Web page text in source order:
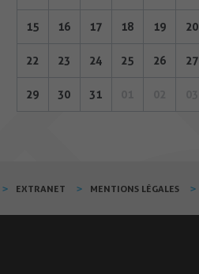
15 16 17 18 19 20
22 23 24 25 26 27
29 30 31
EXTRANET MENTIONS LÉGALES